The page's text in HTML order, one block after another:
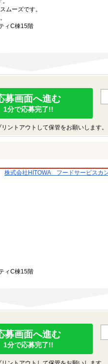
ムーズです。
ィC棟15階
募画面へ進む
1分で応募完了!!
ントアウトして保管をお願いします。
株式会社HITOWA フードサービスカ
ィC棟15階
募画面へ進む
1分で応募完了!!